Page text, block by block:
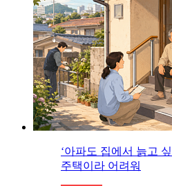
‘아파도 집에서 늙고
주택이라 어려워